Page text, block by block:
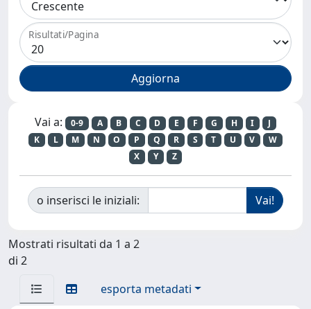
Risultati/Pagina
Vai a: 0-9 A B C D E F G H I
J
K
L M N O P Q R S T U V
W
X
Y Z
o inserisci le iniziali:
Mostrati risultati da 1 a 2
di 2
esporta metadati